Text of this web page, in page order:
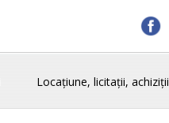
Locațiune, licitații, achiziții